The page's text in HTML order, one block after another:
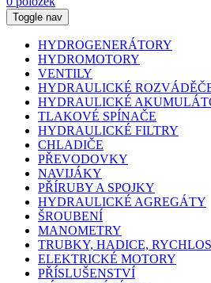
Toggle nav
HYDROGENERÁTORY
HYDROMOTORY
VENTILY
HYDRAULICKÉ
HYDRAULICKÉ
TLAKOVÉ SPÍNAČE
HYDRAULICKÉ FILTRY
CHLADIČE
PŘEVODOVKY
NAVIJÁKY
PŘÍRUBY A SPOJKY
HYDRAULICKÉ AGREGÁTY
ŠROUBENÍ
MANOMETRY
TRUBKY, HADICE,
ELEKTRICKÉ MOTORY
PŘÍSLUŠENSTVÍ